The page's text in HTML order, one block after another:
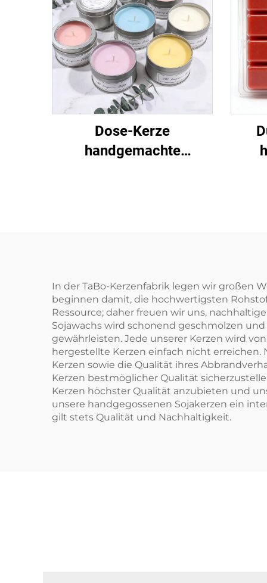
Dose-Kerze
handgemachte
In der TaBo-Kerzenfabrik legen wir großen
beginnen damit, die hochwertigsten
Ressource; daher freuen wir uns,
Sojawachs wird schonend geschmolzen
gewährleisten. Jede unserer Kerzen wird
hergestellte Kerzen einfach nicht erreichen.
Kerzen sowie die Qualität ihres
Kerzen bestmöglicher Qualität
Kerzen höchster Qualität anzubieten und
unsere handgegossenen Sojakerzen ein
gilt stets Qualität und Nachhaltigkeit.